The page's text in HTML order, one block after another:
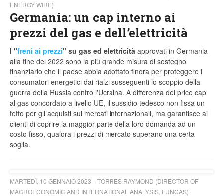
ENERGY WIRE)
Germania: un cap interno ai
prezzi del gas e dell’elettricità
I "freni ai prezzi" su gas ed elettricità approvati in Germania
alla fine del 2022 sono la più grande misura di sostegno
finanziario che il paese abbia adottato finora per proteggere i
consumatori energetici dai rialzi susseguenti lo scoppio della
guerra della Russia contro l'Ucraina. A differenza del price cap
al gas concordato a livello UE, il sussidio tedesco non fissa un
tetto per gli acquisti sui mercati internazionali, ma garantisce ai
clienti di coprire la maggior parte della loro domanda ad un
costo fisso, qualora i prezzi di mercato superano una certa
soglia.
MARTEDÌ, 10 GENNAIO 2023
TORRES RAYMOND (DIRECTOR OF
MACROECONOMIC AND INTERNATIONAL ANALYSIS, FUNCAS)